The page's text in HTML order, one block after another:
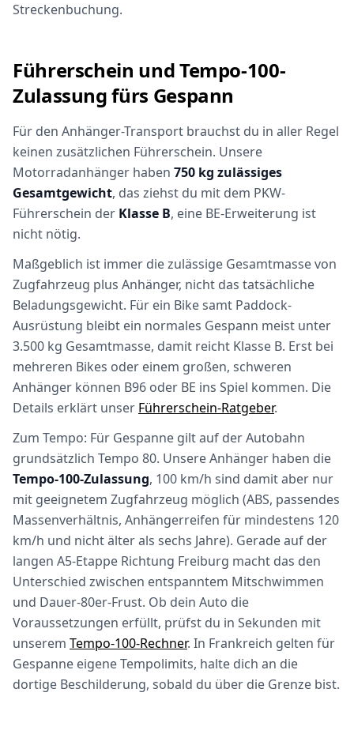
Streckenbuchung.
Führerschein und Tempo-100-
Zulassung fürs Gespann
Für den Anhänger-Transport brauchst du in aller Regel
keinen zusätzlichen Führerschein. Unsere
Motorradanhänger haben 750 kg zulässiges
Gesamtgewicht, das ziehst du mit dem PKW-
Führerschein der Klasse B, eine BE-Erweiterung ist
nicht nötig.
Maßgeblich ist immer die zulässige Gesamtmasse von
Zugfahrzeug plus Anhänger, nicht das tatsächliche
Beladungsgewicht. Für ein Bike samt Paddock-
Ausrüstung bleibt ein normales Gespann meist unter
3.500 kg Gesamtmasse, damit reicht Klasse B. Erst bei
mehreren Bikes oder einem großen, schweren
Anhänger können B96 oder BE ins Spiel kommen. Die
Details erklärt unser Führerschein-Ratgeber.
Zum Tempo: Für Gespanne gilt auf der Autobahn
grundsätzlich Tempo 80. Unsere Anhänger haben die
Tempo-100-Zulassung, 100 km/h sind damit aber nur
mit geeignetem Zugfahrzeug möglich (ABS, passendes
Massenverhältnis, Anhängerreifen für mindestens 120
km/h und nicht älter als sechs Jahre). Gerade auf der
langen A5-Etappe Richtung Freiburg macht das den
Unterschied zwischen entspanntem Mitschwimmen
und Dauer-80er-Frust. Ob dein Auto die
Voraussetzungen erfüllt, prüfst du in Sekunden mit
unserem Tempo-100-Rechner. In Frankreich gelten für
Gespanne eigene Tempolimits, halte dich an die
dortige Beschilderung, sobald du über die Grenze bist.